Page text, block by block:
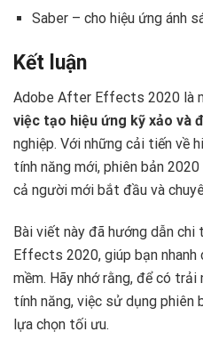
Saber – cho hiệu ứng ánh
Kết luận
Adobe After Effects 2020 là
việc tạo hiệu ứng kỹ xảo và
nghiệp. Với những cải tiến về
tính năng mới, phiên bản
cả người mới bắt đầu và
Bài viết này đã hướng dẫn
Effects 2020, giúp bạn nhanh
mềm. Hãy nhớ rằng, để có
tính năng, việc sử dụng phiên
lựa chọn tối ưu.